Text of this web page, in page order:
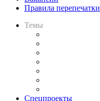
Правила перепечатки
Темы
Спецпроекты